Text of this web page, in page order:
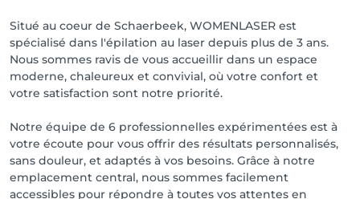
Situé au coeur de Schaerbeek, WOMENLASER est
spécialisé dans l'épilation au laser depuis plus de 3 ans.
Nous sommes ravis de vous accueillir dans un espace
moderne, chaleureux et convivial, où votre confort et
votre satisfaction sont notre priorité.
Notre équipe de 6 professionnelles expérimentées est à
votre écoute pour vous offrir des résultats personnalisés,
sans douleur, et adaptés à vos besoins. Grâce à notre
emplacement central, nous sommes facilement
accessibles pour répondre à toutes vos attentes en